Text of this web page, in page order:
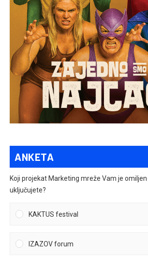
ANKETA
Koji projekat Marketing mreže Vam je
uključujete?
KAKTUS festival
IZAZOV forum